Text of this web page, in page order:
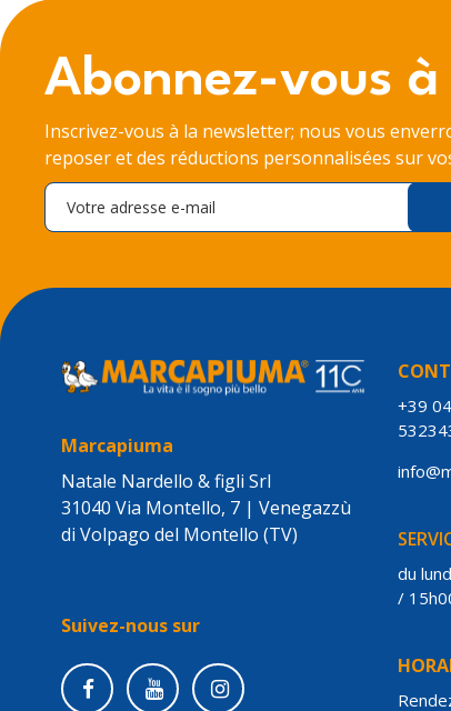
Abonnez-vous
Inscrivez-vous à la newsletter; nous vous
reposer et des réductions personnalisées sur
Marcapiuma
Natale Nardello & figli Srl
31040 Via Montello, 7 | Venegazzù
di Volpago del Montello (TV)
Suivez-nous sur
+39
du
/